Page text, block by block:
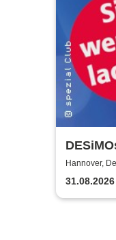
Club-
Hannover,